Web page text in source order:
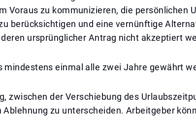
Voraus zu kommunizieren, die persönlichen
berücksichtigen und eine vernünftige
ursprünglicher Antrag nicht akzeptiert
mindestens einmal alle zwei Jahre gewährt
zwischen der Verschiebung des
Ablehnung zu unterscheiden. Arbeitgeber